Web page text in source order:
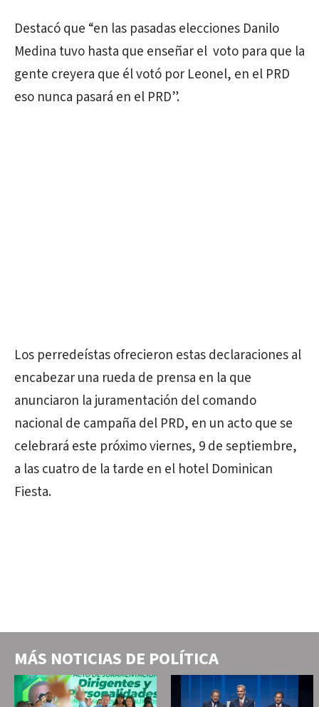
Destacó que “en las pasadas elecciones Danilo
Medina tuvo hasta que enseñar el voto para que la
gente creyera que él votó por Leonel, en el PRD
eso nunca pasará en el PRD”.
Los perredeístas ofrecieron estas declaraciones al
encabezar una rueda de prensa en la que
anunciaron la juramentación del comando
nacional de campaña del PRD, en un acto que se
celebrará este próximo viernes, 9 de septiembre,
a las cuatro de la tarde en el hotel Dominican
Fiesta.
MÁS NOTICIAS DE POLÍTICA